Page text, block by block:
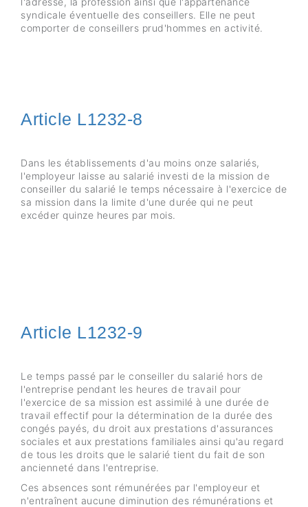
syndicale éventuelle des conseillers. Elle ne peut
comporter de conseillers prud'hommes en activité.
Article L1232-8
Dans les établissements d'au moins onze salariés,
l'employeur laisse au salarié investi de la mission de
conseiller du salarié le temps nécessaire à l'exercice de
sa mission dans la limite d'une durée qui ne peut
excéder quinze heures par mois.
Article L1232-9
Le temps passé par le conseiller du salarié hors de
l'entreprise pendant les heures de travail pour
l'exercice de sa mission est assimilé à une durée de
travail effectif pour la détermination de la durée des
congés payés, du droit aux prestations d'assurances
sociales et aux prestations familiales ainsi qu'au regard
de tous les droits que le salarié tient du fait de son
ancienneté dans l'entreprise.
Ces absences sont rémunérées par l'employeur et
n'entraînent aucune diminution des rémunérations et